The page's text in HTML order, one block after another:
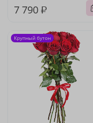
7 790 ₽
Крупный бутон